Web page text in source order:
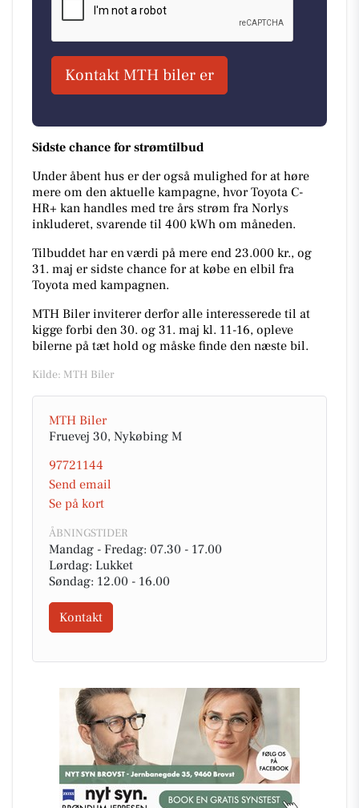
Kontakt MTH biler er
Sidste chance for strømtilbud
Under åbent hus er der også mulighed for at høre
mere om den aktuelle kampagne, hvor Toyota C-
HR+ kan handles med tre års strøm fra Norlys
inkluderet, svarende til 400 kWh om måneden.
Tilbuddet har en værdi på mere end 23.000 kr., og
31. maj er sidste chance for at købe en elbil fra
Toyota med kampagnen.
MTH Biler inviterer derfor alle interesserede til at
kigge forbi den 30. og 31. maj kl. 11-16, opleve
bilerne på tæt hold og måske finde den næste bil.
Kilde: MTH Biler
MTH Biler
Fruevej 30, Nykøbing M
97721144
Send email
Se på kort
ÅBNINGSTIDER
Mandag - Fredag: 07.30 - 17.00
Lørdag: Lukket
Søndag: 12.00 - 16.00
Kontakt